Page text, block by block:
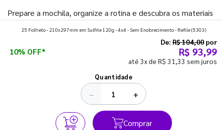
Prepare a mochila, organize a rotina e descubra os materiais
que fazem toda diferença para começar o segundo
25 Folheto - 210x297mm em Sulfite 120g - 4x4 - Sem Enobrecimento - Refile(5303)
10% OFF*
De: R$ 104,00 por
R$ 93,99
até 3x de R$ 31,33 sem juros
Quantidade
− +
Comprar